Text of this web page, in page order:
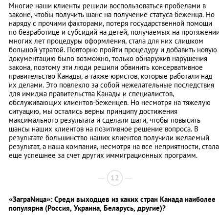
Многие наши клиенты решили воспользоваться пробелами в
законе, чтобы получить шанс на получение статуса беженца. Но
наряду с прочими факторами, потеря государственной помощи
по безработице и субсидий на детей, получаемых на
многих лет процедуры оформления, стала для них слишком
большой утратой. Повторно пройти процедуру и добавить новую
документацию было возможно, только обнаружив нарушения
закона, поэтому эти люди решили обвинить консервативное
правительство Канады, а также юристов, которые работали над
их делами. Это повлекло за собой нежелательные последствия
для имиджа правительства Канады и специалистов,
обслуживающих клиентов-беженцев. Но несмотря на тяжелую
ситуацию, мы остались верны принципу достижения
максимального результата и сделали шаги, чтобы повысить
шансы наших клиентов на позитивное решение вопроса. В
результате большинство наших клиентов получили желаемый
результат, а наша компания, несмотря на все неприятности, стала
еще успешнее за счет других иммиграционных программ.
12
«ЗаграNица»: Среди выходцев из каких стран Канада наиболее
популярна (Россия, Украина, Беларусь, другие)?